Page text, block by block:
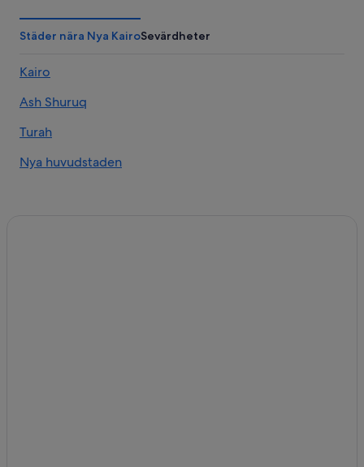
Städer nära Nya KairoSevärdheter
Kairo
Ash Shuruq
Turah
Nya huvudstaden